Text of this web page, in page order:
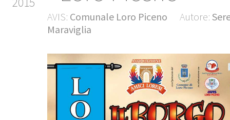
AVIS: Comunale Loro Piceno Autore:
Maraviglia